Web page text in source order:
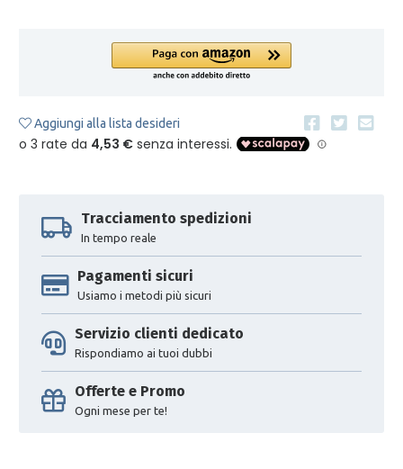
Aggiungi alla lista desideri
Tracciamento spedizioni
In tempo reale
Pagamenti sicuri
Usiamo i metodi più sicuri
Servizio clienti dedicato
Rispondiamo ai tuoi dubbi
Offerte e Promo
Ogni mese per te!